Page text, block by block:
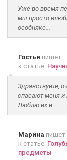
Уже во время
мы просто
особняке...
Гостья пишет
к статье:
Здравствуйте,
спасают меня и
Люблю их и...
Марина пишет
к статье:
предметы